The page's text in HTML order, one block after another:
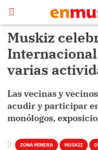
Muskiz
varias
Las vecinas y
acudir y participar
monólogos,
ZONA MINERA MUSKIZ